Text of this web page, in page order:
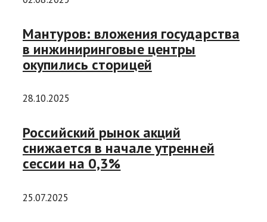
Мантуров: вложения государства
в инжиниринговые центры
окупились сторицей
28.10.2025
Российский рынок акций
снижается в начале утренней
сессии на 0,3%
25.07.2025